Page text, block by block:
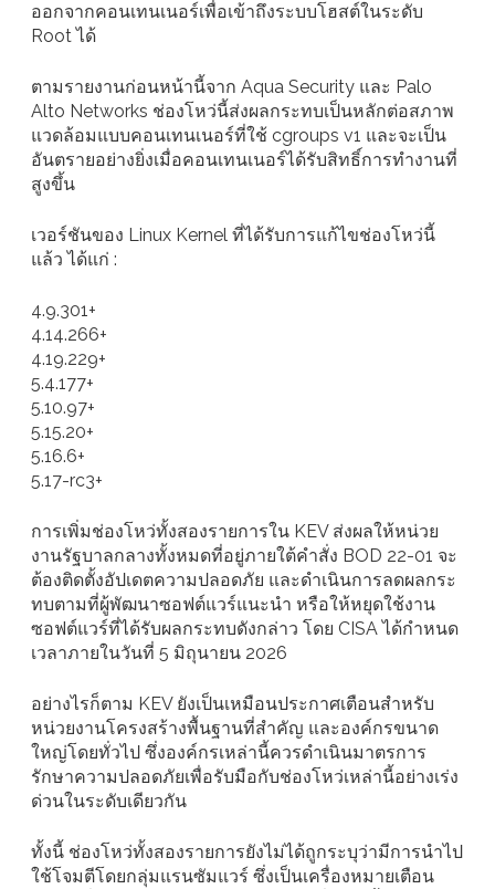
ออกจากคอนเทนเนอร์เพื่อเข้าถึงระบบโฮสต์ในระดับ
Root ได้
ตามรายงานก่อนหน้านี้จาก Aqua Security และ Palo
Alto Networks ช่องโหว่นี้ส่งผลกระทบเป็นหลักต่อสภาพ
แวดล้อมแบบคอนเทนเนอร์ที่ใช้ cgroups v1 และจะเป็น
อันตรายอย่างยิ่งเมื่อคอนเทนเนอร์ได้รับสิทธิ์การทำงานที่
สูงขึ้น
เวอร์ชันของ Linux Kernel ที่ได้รับการแก้ไขช่องโหว่นี้
แล้ว ได้แก่ :
4.9.301+
4.14.266+
4.19.229+
5.4.177+
5.10.97+
5.15.20+
5.16.6+
5.17-rc3+
การเพิ่มช่องโหว่ทั้งสองรายการใน KEV ส่งผลให้หน่วย
งานรัฐบาลกลางทั้งหมดที่อยู่ภายใต้คำสั่ง BOD 22-01 จะ
ต้องติดตั้งอัปเดตความปลอดภัย และดำเนินการลดผลกระ
ทบตามที่ผู้พัฒนาซอฟต์แวร์แนะนำ หรือให้หยุดใช้งาน
ซอฟต์แวร์ที่ได้รับผลกระทบดังกล่าว โดย CISA ได้กำหนด
เวลาภายในวันที่ 5 มิถุนายน 2026
อย่างไรก็ตาม KEV ยังเป็นเหมือนประกาศเตือนสำหรับ
หน่วยงานโครงสร้างพื้นฐานที่สำคัญ และองค์กรขนาด
ใหญ่โดยทั่วไป ซึ่งองค์กรเหล่านี้ควรดำเนินมาตรการ
รักษาความปลอดภัยเพื่อรับมือกับช่องโหว่เหล่านี้อย่างเร่ง
ด่วนในระดับเดียวกัน
ทั้งนี้ ช่องโหว่ทั้งสองรายการยังไม่ได้ถูกระบุว่ามีการนำไป
ใช้โจมตีโดยกลุ่มแรนซัมแวร์ ซึ่งเป็นเครื่องหมายเตือน